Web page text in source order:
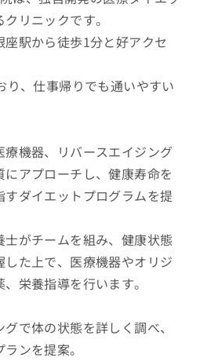
リニックです。
駅から徒歩1分と好アクセ
り、仕事帰りでも通いやすい
機器、リバースエイジング
アプローチし、健康寿命を
ダイエットプログラムを提
がチームを組み、健康状態
た上で、医療機器やオリジ
栄養指導を行います。
で体の状態を詳しく調べ、
ンを提案。